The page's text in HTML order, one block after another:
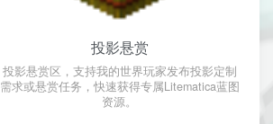
投影悬赏
投影悬赏区，支持我的世界玩家发布投影定制
需求或悬赏任务，快速获得专属Litematica蓝图
资源。